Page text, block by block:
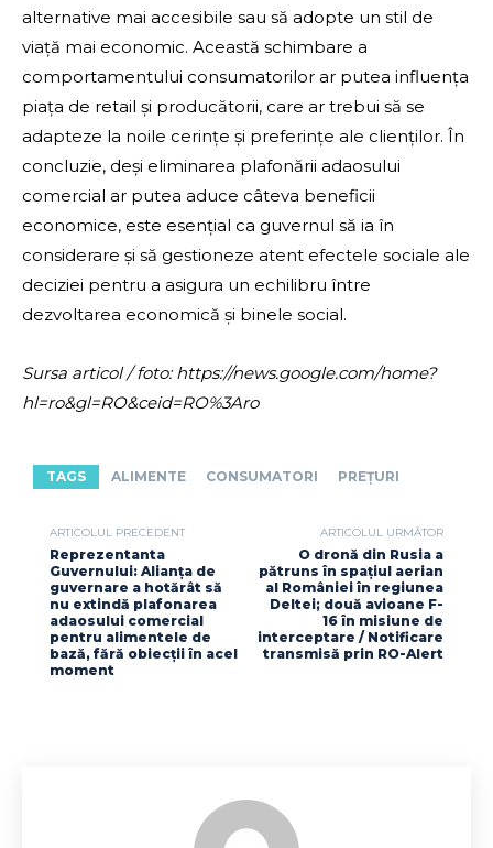
alternative mai accesibile sau să adopte un stil de
viață mai economic. Această schimbare a
comportamentului consumatorilor ar putea influența
piața de retail și producătorii, care ar trebui să se
adapteze la noile cerințe și preferințe ale clienților. În
concluzie, deși eliminarea plafonării adaosului
comercial ar putea aduce câteva beneficii
economice, este esențial ca guvernul să ia în
considerare și să gestioneze atent efectele sociale ale
deciziei pentru a asigura un echilibru între
dezvoltarea economică și binele social.
Sursa articol / foto: https://news.google.com/home?
hl=ro&gl=RO&ceid=RO%3Aro
TAGS ALIMENTE CONSUMATORI PREȚURI
ARTICOLUL PRECEDENT
Reprezentanta
Guvernului: Alianţa de
guvernare a hotărât să
nu extindă plafonarea
adaosului comercial
pentru alimentele de
bază, fără obiecţii în acel
moment
ARTICOLUL URMĂTOR
O dronă din Rusia a
pătruns în spațiul aerian
al României în regiunea
Deltei; două avioane F-
16 în misiune de
interceptare / Notificare
transmisă prin RO-Alert